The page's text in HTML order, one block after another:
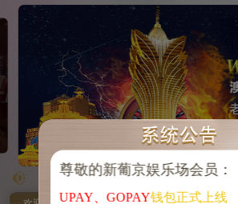
澳门新
尊敬的新葡京娱乐场会员：
UPAY、GOPAY钱包正式上线